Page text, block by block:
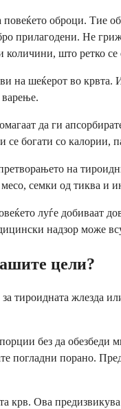
оброци. Тие
Не
количини, што ретко
на шеќерот во
варење.
да ги
богати со калории,
на
месо, семки од
луѓе добиваат
надзор може
цели?
тироидната
без да
погладни порано.
крв. Ова